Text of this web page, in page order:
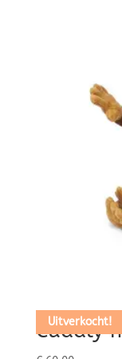
Uitverkocht!
Cuddly